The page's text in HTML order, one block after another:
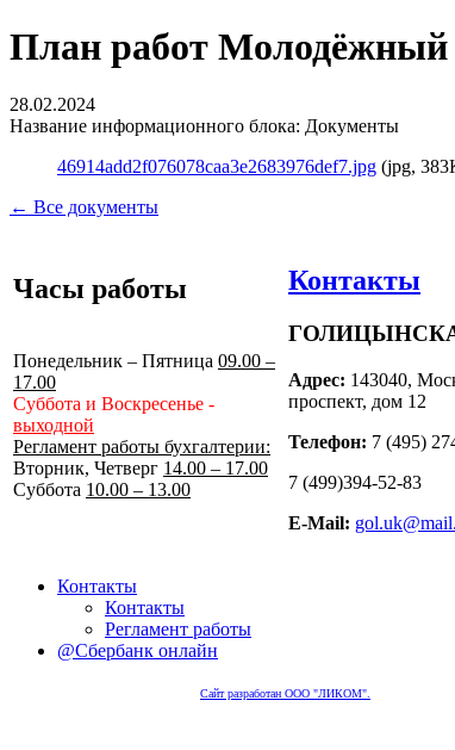
План работ Молодёжный
28.02.2024
Название информационного блока: Документы
46914add2f076078caa3e2683976def7.jpg (jpg,
← Все документы
Часы работы
Понедельник – Пятница 09.00 –
17.00
Суббота и Воскресенье -
выходной
Регламент работы бухгалтерии:
Вторник, Четверг 14.00 – 17.00
Суббота 10.00 – 13.00
Контакты
Адрес: 143040,
проспект, дом 12
Телефон: 7 (495)
7 (499)394-52-83
E-Mail:
Контакты
Контакты
Регламент работы
@Сбербанк онлайн
Сайт разработан ООО "ЛИКОМ".